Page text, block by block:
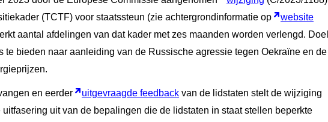
(TCTF) voor staatssteun (zie achtergrondinformatie op
website
aantal afdelingen van dat kader met zes maanden worden verlengd. Doel
te bieden naar aanleiding van de Russische agressie tegen Oekraïne en de
en eerder uitgevraagde feedback van de lidstaten stelt de wijziging
uit van de bepalingen die de lidstaten in staat stellen beperkte